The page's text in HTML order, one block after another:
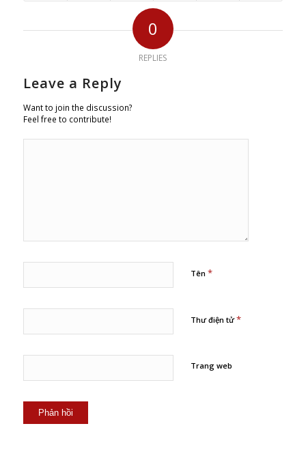
0
REPLIES
Leave a Reply
Want to join the discussion?
Feel free to contribute!
Tên *
Thư điện tử*
Trang web